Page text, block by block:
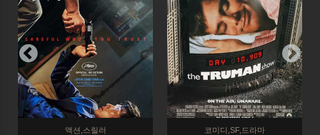
액션,스릴러 코미디,SF,드라마